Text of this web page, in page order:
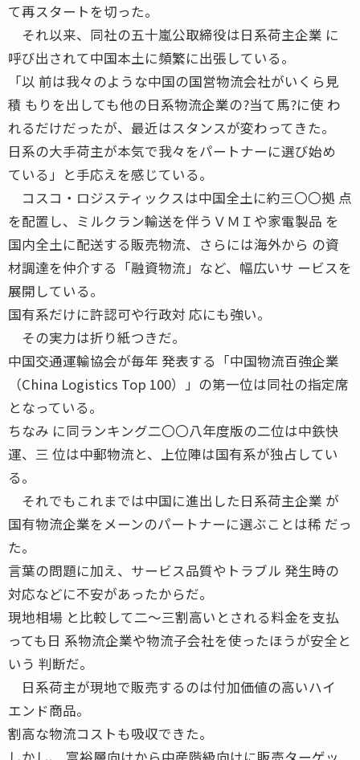
て再スタートを切った。
それ以来、同社の五十嵐公取締役は日系荷主企業 に
呼び出されて中国本土に頻繁に出張している。
「以 前は我々のような中国の国営物流会社がいくら見
積 もりを出しても他の日系物流企業の?当て馬?に使 わ
れるだけだったが、最近はスタンスが変わってきた。
日系の大手荷主が本気で我々をパートナーに選び始め
ている」と手応えを感じている。
コスコ・ロジスティックスは中国全土に約三〇〇拠 点
を配置し、ミルクラン輸送を伴うＶＭＩや家電製品 を
国内全土に配送する販売物流、さらには海外から の資
材調達を仲介する「融資物流」など、幅広いサ ービスを
展開している。
国有系だけに許認可や行政対 応にも強い。
その実力は折り紙つきだ。
中国交通運輸協会が毎年 発表する「中国物流百強企業
（China Logistics Top 100）」の第一位は同社の指定席
となっている。
ちなみ に同ランキング二〇〇八年度版の二位は中鉄快
運、三 位は中郵物流と、上位陣は国有系が独占してい
る。
それでもこれまでは中国に進出した日系荷主企業 が
国有物流企業をメーンのパートナーに選ぶことは稀 だっ
た。
言葉の問題に加え、サービス品質やトラブル 発生時の
対応などに不安があったからだ。
現地相場 と比較して二〜三割高いとされる料金を支払
っても日 系物流企業や物流子会社を使ったほうが安全と
いう 判断だ。
日系荷主が現地で販売するのは付加価値の高いハイ
エンド商品。
割高な物流コストも吸収できた。